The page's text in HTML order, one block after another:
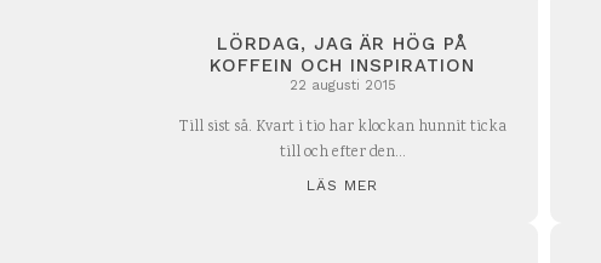
LÖRDAG, JAG ÄR HÖG PÅ
KOFFEIN OCH INSPIRATION
22 augusti 2015
Till sist så. Kvart i tio har klockan hunnit ticka
till och efter den...
LÄS MER